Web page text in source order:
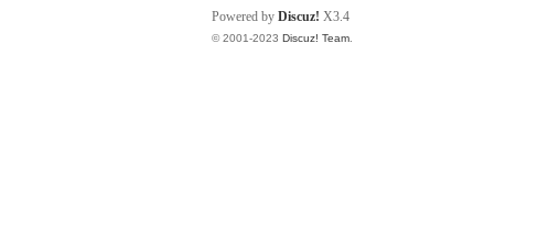
Powered by Discuz! X3.4
© 2001-2023 Discuz! Team